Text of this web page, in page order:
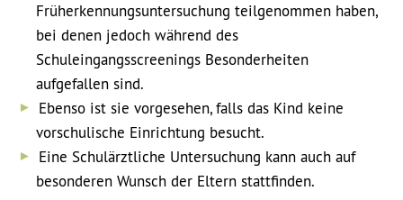
Früherkennungsuntersuchung teilgenommen haben,
bei denen jedoch während des
Schuleingangsscreenings Besonderheiten
aufgefallen sind.
Ebenso ist sie vorgesehen, falls das Kind keine
vorschulische Einrichtung besucht.
Eine Schulärztliche Untersuchung kann auch auf
besonderen Wunsch der Eltern stattfinden.